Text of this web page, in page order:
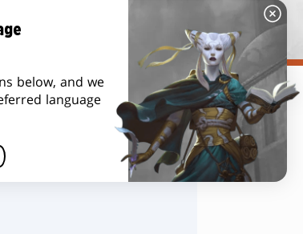
並べ替え
below, and we
language